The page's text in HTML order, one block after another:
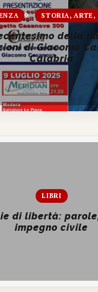
STORIA, ARTE,
della
di Giacomo
Calabria
LIBRI
di libertà:
impegno civile